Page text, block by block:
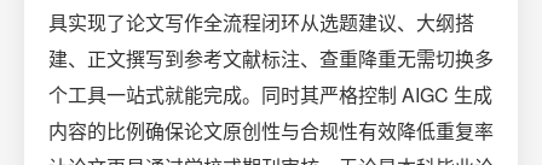
具实现了论文写作全流程闭环从选题建议、大纲搭
建、正文撰写到参考文献标注、查重降重无需切换多
个工具一站式就能完成。同时其严格控制 AIGC 生成
内容的比例确保论文原创性与合规性有效降低重复率